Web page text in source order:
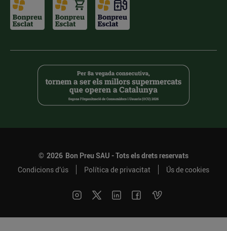
© 2026 Bon Preu SAU - Tots els drets reservats
Condicions d’ús
Política de privacitat Ús de cookies